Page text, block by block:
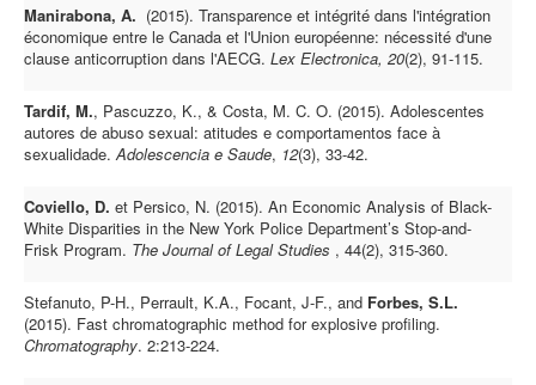
Manirabona, A. (2015). Transparence et intégrité dans l'intégration
économique entre le Canada et l'Union européenne: nécessité d'une
clause anticorruption dans l'AECG. Lex Electronica, 20(2), 91-115.
Tardif, M., Pascuzzo, K., & Costa, M. C. O. (2015). Adolescentes
autores de abuso sexual: atitudes e comportamentos face à
sexualidade.Adolescencia e Saude, 12(3), 33-42.
Coviello, D. et Persico, N. (2015). An Economic Analysis of Black-
White Disparities in the New York Police Department’s Stop-and-
Frisk Program. The Journal of Legal Studies , 44(2), 315-360.
Stefanuto, P-H., Perrault, K.A., Focant, J-F., and Forbes, S.L.
(2015). Fast chromatographic method for explosive profiling.
Chromatography. 2:213-224.